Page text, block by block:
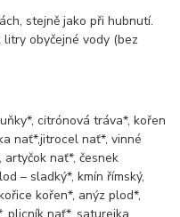
stejně jako při hubnutí.
litry obyčejné vody (bez
citrónová tráva*, kořen
nať*,jitrocel nať*, vinné
nať*, česnek
– sladký*, kmín římský,
kořen*, anýz plod*,